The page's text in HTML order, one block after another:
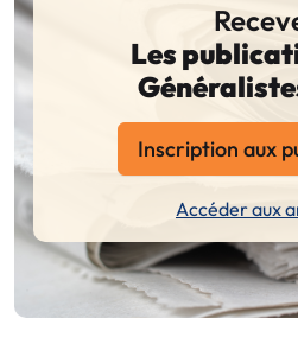
Les
Inscription aux
Accéder aux